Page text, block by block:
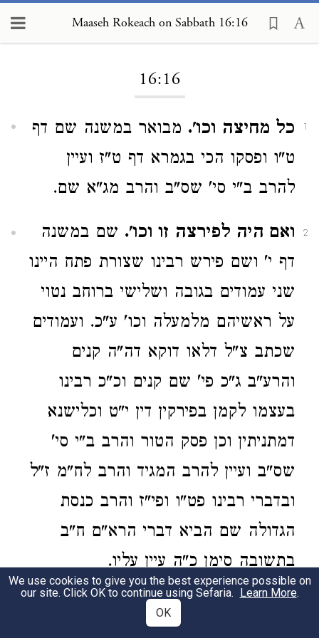
Maaseh Rokeach on Sabbath 16:16
16:16
1 כל מחיצה וכו'. מבואר במשנה שם דף
ט"ו ופסקו הכי בגמרא דף ט"ז ועיין
להרב ב"י סי' שס"ב והרב מג"א שם.
2 ואם היה לפירצה זו וכו'. שם במשנה
דף י' ושם פירש רבינו שצורת פתח היינו
שני עמודים בגובה ושלישי ברוחב נטוי
על ראשיהם מלמעלה וכו' ע"כ. ועמודים
שכתב צ"ל דלאו דוקא דה"ה קנים
והרע"ב ג"כ פי' שם קנים וכ"כ רבינו
בעצמו לקמן בפירקין דין י"ט וכלישנא
דמתניתין וכן פסק הטור והרב ב"י סי'
שס"ב ועיין להרב המגיד והרב לח"מ ז"ל
ובדברי רבינו פט"ו ופי"ז והרב כנסת
הגדולה שם הביא דברי הרא"ם ח"ב
בתשובה סימן כ"ה עיין עליו.
16:17
We use cookies to give you the best experience possible on
our site. Click OK to continue using Sefaria. Learn More.
OK